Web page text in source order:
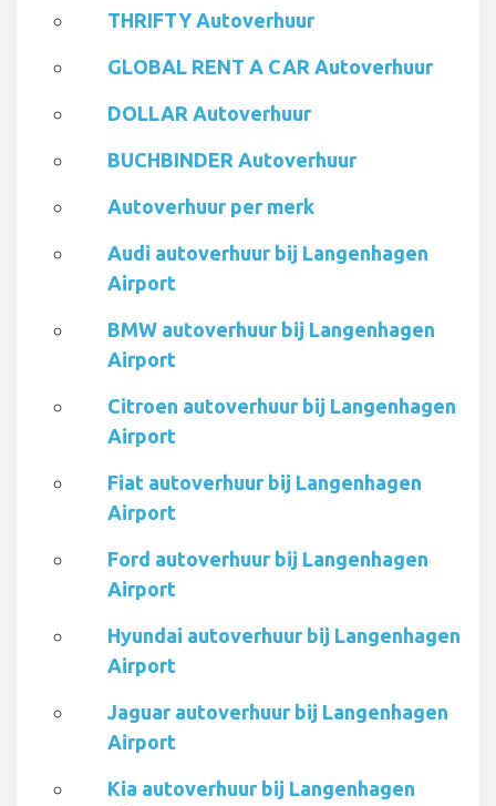
THRIFTY Autoverhuur
GLOBAL RENT A CAR Autoverhuur
DOLLAR Autoverhuur
BUCHBINDER Autoverhuur
Autoverhuur per merk
Audi autoverhuur bij Langenhagen
Airport
BMW autoverhuur bij Langenhagen
Airport
Citroen autoverhuur bij Langenhagen
Airport
Fiat autoverhuur bij Langenhagen
Airport
Ford autoverhuur bij Langenhagen
Airport
Hyundai autoverhuur bij Langenhagen
Airport
Jaguar autoverhuur bij Langenhagen
Airport
Kia autoverhuur bij Langenhagen